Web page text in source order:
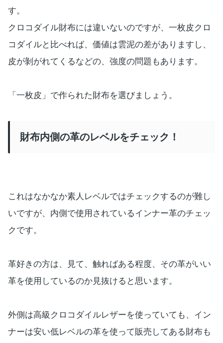
す。
クロコダイル財布には違いないのですが、一枚皮クロ
コダイルと比べれば、価値は雲泥の差がありますし、
皮が剝がれてくるなどの、強度の問題もあります。
「一枚皮」で作られた財布を選びましょう。
財布内側の革のレベルをチェック！
これはなかなか素人レベルではチェックするのが難し
いですが、内側で使用されているインナー革のチェッ
クです。
革好きの方は、見て、触ればある程度、その革がいい
革を使用しているのか見抜けると思います。
外側は高級クロコダイルレザーを使っていても、イン
ナーは安い低レベルの革を使って販売してある財布も